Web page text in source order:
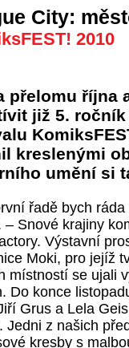
City:
2010
přelomu října
již 5.
kreslenými
umění si
řadě bych
– Snové krajiny
Výstavní
Moki, pro jejíž
místností se ujali
Do konce
Grus a Lela
Jedni z našich
kresby s